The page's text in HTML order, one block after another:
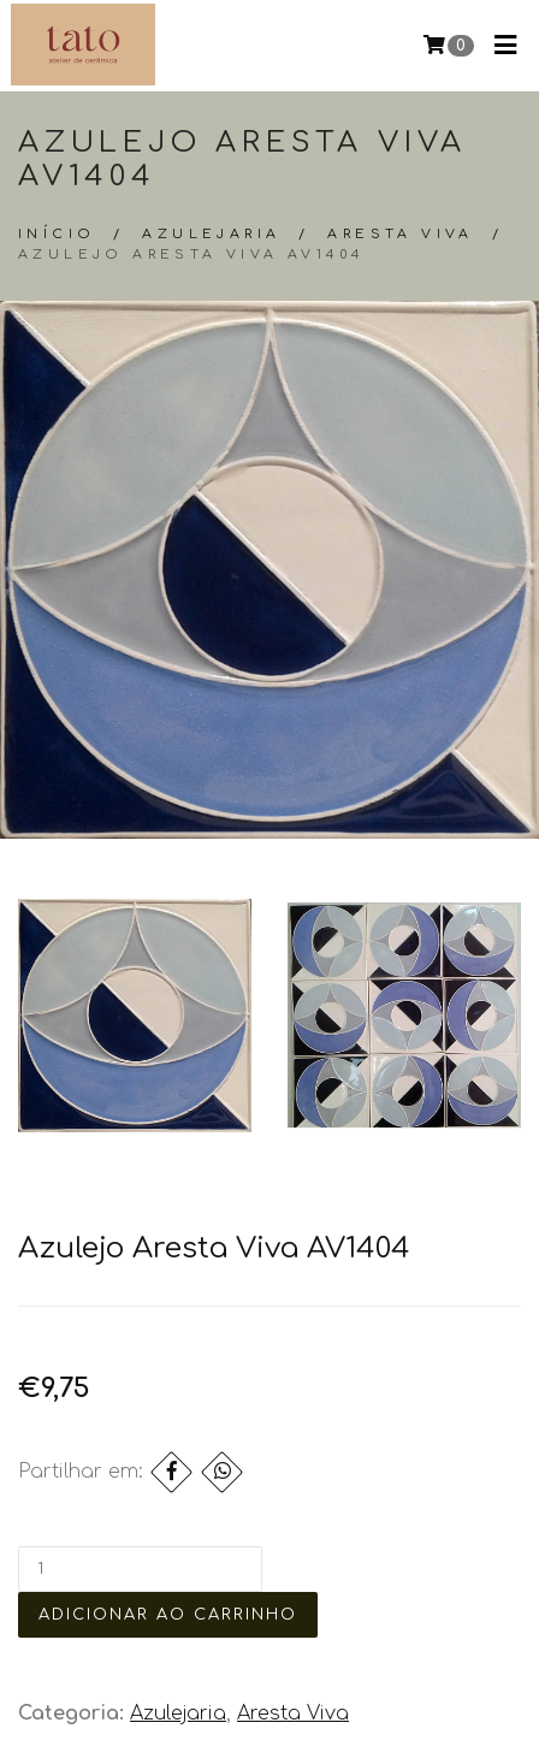
0
AZULEJO ARESTA VIVA
AV1404
INÍCIO /AZULEJARIA /ARESTA VIVA
/
AZULEJO ARESTA VIVA AV1404
Azulejo Aresta Viva AV1404
€9,75
Partilhar em:
Categoria: Azulejaria, Aresta Viva